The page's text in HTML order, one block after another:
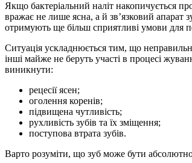
Якщо бактеріальний наліт накопичується
вражає не лише ясна, а й зв’язковий апарат
отримують ще більш сприятливі умови для
Ситуація ускладнюється тим, що
інші майже не беруть участі в процесі
виникнути:
рецесії ясен;
оголення коренів;
підвищена чутливість;
рухливість зубів та їх зміщення;
поступова втрата зубів.
Варто розуміти, що зуб може бути